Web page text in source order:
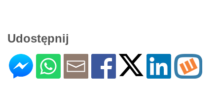
Udostępnij